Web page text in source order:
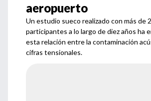
aeropuerto
Un estudio sueco realizado con más de
participantes a lo largo de diez años ha
esta relación entre la contaminación
cifras tensionales.